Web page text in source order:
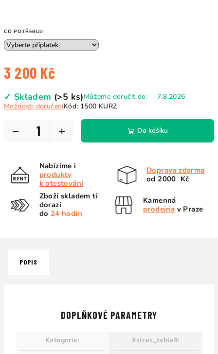
CO POTŘEBUJI
3 200 Kč
cena:
✓ Skladem (>5 ks)Můžeme doručit do:
7.8.2026
Možnosti doručeníKód: 1500 KURZ
+
− Do košíku
Nabízíme i
produkty
k otestování
Doprava zdarma
od 2000 Kč
Zboží skladem ti
dorazí
do 24 hodin
Kamenná
prodejna v Praze
POPIS
DOPLŇKOVÉ PARAMETRY
Kategorie: #sizes_table#: